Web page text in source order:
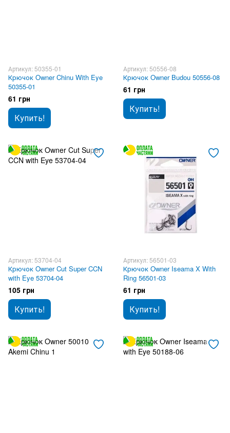
Артикул: 50355-01
Крючок Owner Chinu With Eye
50355-01
61 грн
Купить!
Артикул: 50556-08
Крючок Owner Budou 50556-08
61 грн
Купить!
Артикул: 53704-04
Крючок Owner Cut Super CCN
with Eye 53704-04
105 грн
Купить!
Артикул: 56501-03
Крючок Owner Iseama X With
Ring 56501-03
61 грн
Купить!